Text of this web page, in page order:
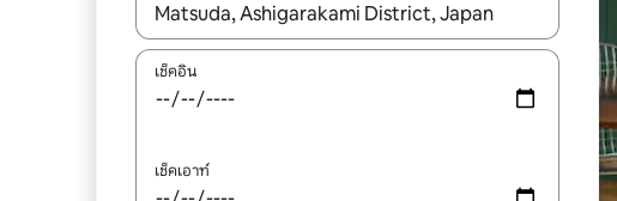
ใช้ลูกศรขึ้นลง หรือใช้การสัมผัสหรือปัด เพื่อสำรวจผลการค้นหา
เช็คอิน
เช็คเอาท์